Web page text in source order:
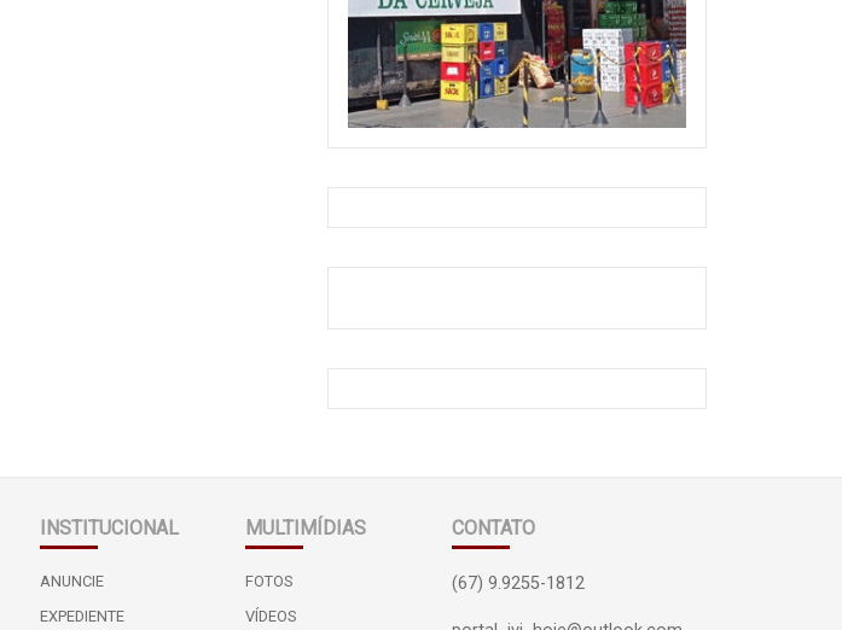
INSTITUCIONAL
ANUNCIE
EXPEDIENTE
MULTIMÍDIAS
FOTOS
VÍDEOS
CONTATO
(67) 9.9255-1812